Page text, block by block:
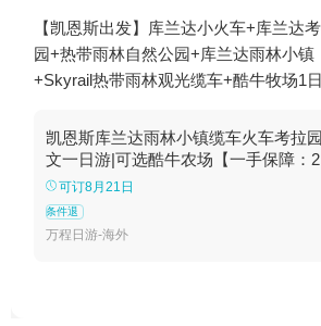
【凯恩斯出发】库兰达小火车+库兰达
园+热带雨林自然公园+库兰达雨林小镇
+Skyrail热带雨林观光缆车+酷牛牧场1
凯恩斯库兰达雨林小镇缆车火车考拉
文一日游|可选酷牛农场【一手保障：
年一手地接+自备车辆+中文导游+可选
店接送/团后送机+上门接天天发+纯玩无
购物】
可订8月21日
条件退
万程日游-海外